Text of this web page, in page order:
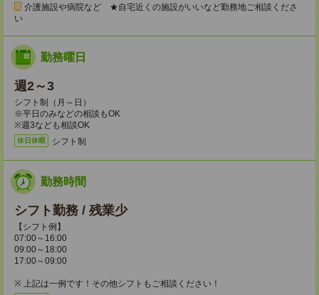
介護施設や病院など ★自宅近くの施設がいいなど勤務地ご相談くださ
い
勤務曜日
週2～3
シフト制（月～日）
※平日のみなどの相談もOK
※週3なども相談OK
休日休暇 シフト制
勤務時間
シフト勤務 / 残業少
【シフト例】
07:00～16:00
09:00～18:00
17:00～09:00
※ 上記は一例です！その他シフトもご相談ください！